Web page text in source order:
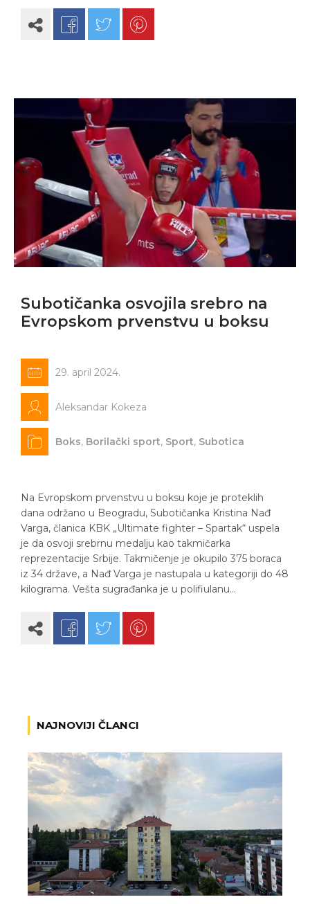
Subotičanka osvojila srebro na
Evropskom prvenstvu u boksu
29. april 2024.
Aleksandar Kokeza
Boks, Borilački sport, Sport, Subotica
Na Evropskom prvenstvu u boksu koje je proteklih
dana održano u Beogradu, Subotičanka Kristina Nađ
Varga, članica KBK „Ultimate fighter – Spartak“ uspela
je da osvoji srebrnu medalju kao takmičarka
reprezentacije Srbije. Takmičenje je okupilo 375 boraca
iz 34 države, a Nađ Varga je nastupala u kategoriji do 48
kilograma. Vešta sugrađanka je u polifiulanu…
NAJNOVIJI ČLANCI